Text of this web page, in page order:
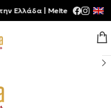
| Meltemia Exclusive